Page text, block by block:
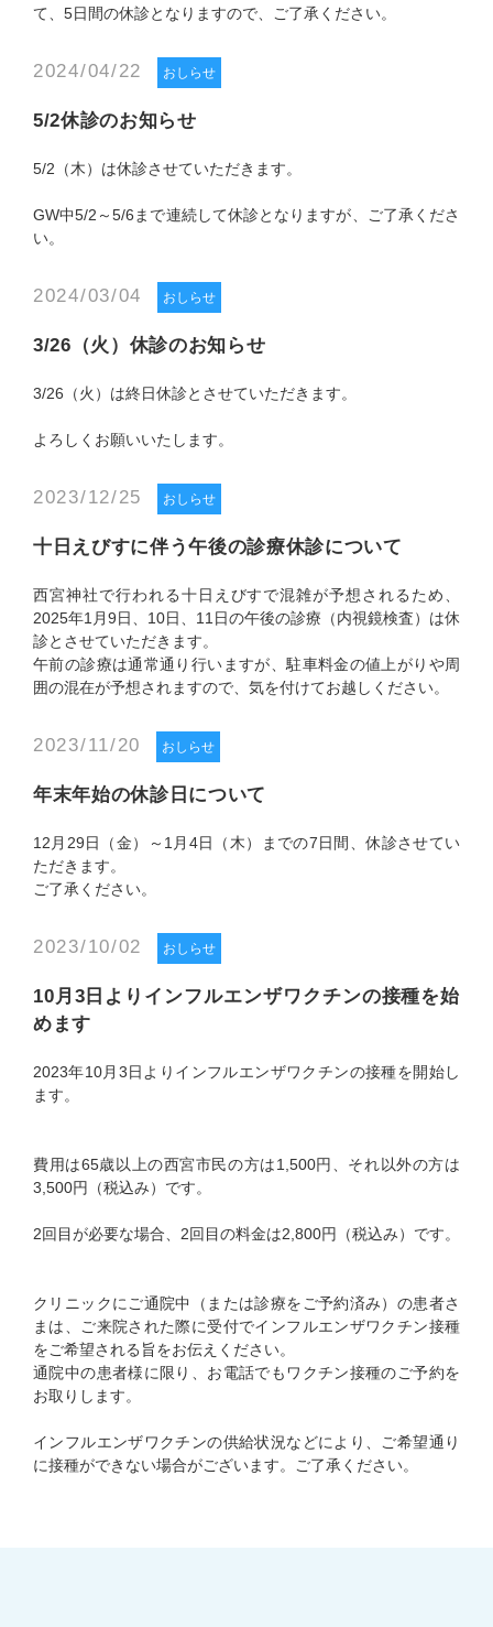
て、5日間の休診となりますので、ご了承ください。
2024/04/22 おしらせ
5/2休診のお知らせ
5/2（木）は休診させていただきます。
GW中5/2～5/6まで連続して休診となりますが、ご了承くださ
い。
2024/03/04 おしらせ
3/26（火）休診のお知らせ
3/26（火）は終日休診とさせていただきます。
よろしくお願いいたします。
2023/12/25 おしらせ
十日えびすに伴う午後の診療休診について
西宮神社で行われる十日えびすで混雑が予想されるため、
2025年1月9日、10日、11日の午後の診療（内視鏡検査）は休
診とさせていただきます。
午前の診療は通常通り行いますが、駐車料金の値上がりや周
囲の混在が予想されますので、気を付けてお越しください。
2023/11/20 おしらせ
年末年始の休診日について
12月29日（金）～1月4日（木）までの7日間、休診させてい
ただきます。
ご了承ください。
2023/10/02 おしらせ
10月3日よりインフルエンザワクチンの接種を始
めます
2023年10月3日よりインフルエンザワクチンの接種を開始し
ます。
費用は65歳以上の西宮市民の方は1,500円、それ以外の方は
3,500円（税込み）です。
2回目が必要な場合、2回目の料金は2,800円（税込み）です。
クリニックにご通院中（または診療をご予約済み）の患者さ
まは、ご来院された際に受付でインフルエンザワクチン接種
をご希望される旨をお伝えください。
通院中の患者様に限り、お電話でもワクチン接種のご予約を
お取りします。
インフルエンザワクチンの供給状況などにより、ご希望通り
に接種ができない場合がございます。ご了承ください。